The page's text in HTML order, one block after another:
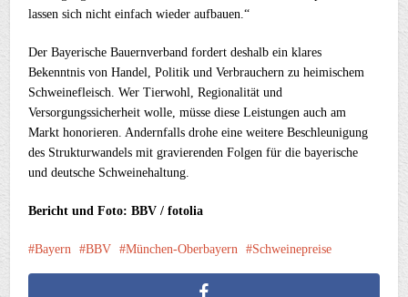
lassen sich nicht einfach wieder aufbauen.“
Der Bayerische Bauernverband fordert deshalb ein klares
Bekenntnis von Handel, Politik und Verbrauchern zu heimischem
Schweinefleisch. Wer Tierwohl, Regionalität und
Versorgungssicherheit wolle, müsse diese Leistungen auch am
Markt honorieren. Andernfalls drohe eine weitere Beschleunigung
des Strukturwandels mit gravierenden Folgen für die bayerische
und deutsche Schweinehaltung.
Bericht und Foto: BBV / fotolia
Bayern BBV München-Oberbayern Schweinepreise